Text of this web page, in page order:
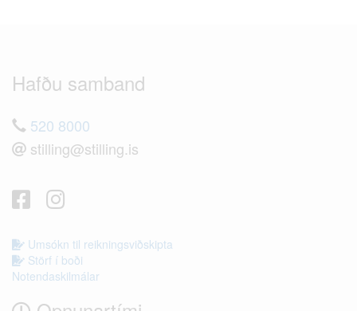
Hafðu samband
520 8000
stilling@stilling.is
Umsókn til reikningsviðskipta
Störf í boði
Notendaskilmálar